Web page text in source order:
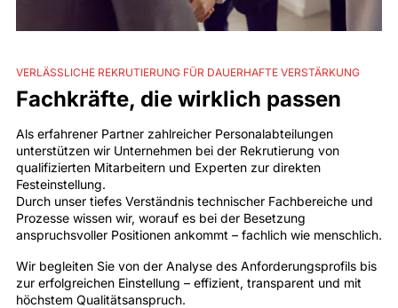
Fachkräfte, die wirklich passen
VERLÄSSLICHE REKRUTIERUNG FÜR DAUERHAFTE VERSTÄRKUNG
Als erfahrener Partner zahlreicher Personalabteilungen
unterstützen wir Unternehmen bei der Rekrutierung von
qualifizierten Mitarbeitern und Experten zur direkten
Festeinstellung.
Durch unser tiefes Verständnis technischer Fachbereiche und
Prozesse wissen wir, worauf es bei der Besetzung
anspruchsvoller Positionen ankommt – fachlich wie menschlich.
Wir begleiten Sie von der Analyse des Anforderungsprofils bis
zur erfolgreichen Einstellung – effizient, transparent und mit
höchstem Qualitätsanspruch.